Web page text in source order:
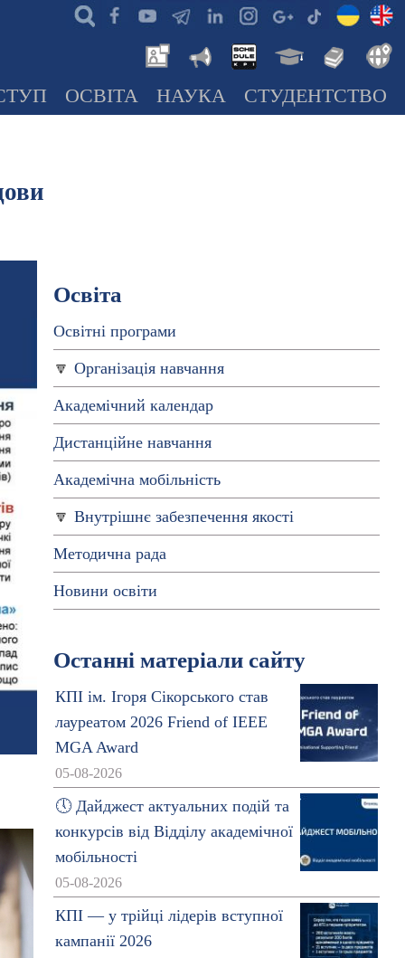
ОСВІТА НАУКА СТУДЕНТСТВО
Освіта
Освітні програми
Організація навчання
Академічний календар
Дистанційне навчання
Академічна мобільність
Внутрішнє забезпечення якості
Методична рада
Новини освіти
Останні матеріали сайту
КПІ ім. Ігоря Сікорського став
лауреатом 2026 Friend of IEEE
MGA Award
05-08-2026
🕔 Дайджест актуальних подій та
конкурсів від Відділу академічної
мобільності
05-08-2026
КПІ — у трійці лідерів вступної
кампанії 2026